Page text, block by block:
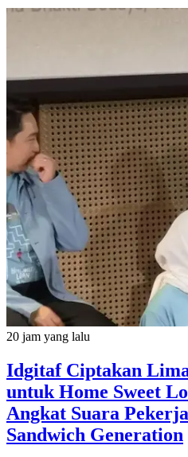
20 jam yang lalu
Idgitaf Ciptakan
untuk Home Sweet
Angkat Suara
Sandwich Generation